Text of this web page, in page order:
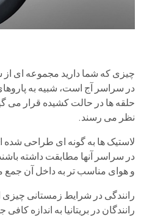
چیزی که شما دارید مجموعه ای
در سراسر آج است، شبیه به
حلقه ها در حالت کشیده قرار می
نظر می رسند.
لاستیک ها به گونه ای طراحی شده
در سراسر آنها مطابقت داشته
و هوای مناسب تر به داخل آن
رانندگی در شرایط زمستانی چیزی
رانندگان در بریتانیا به اندازه